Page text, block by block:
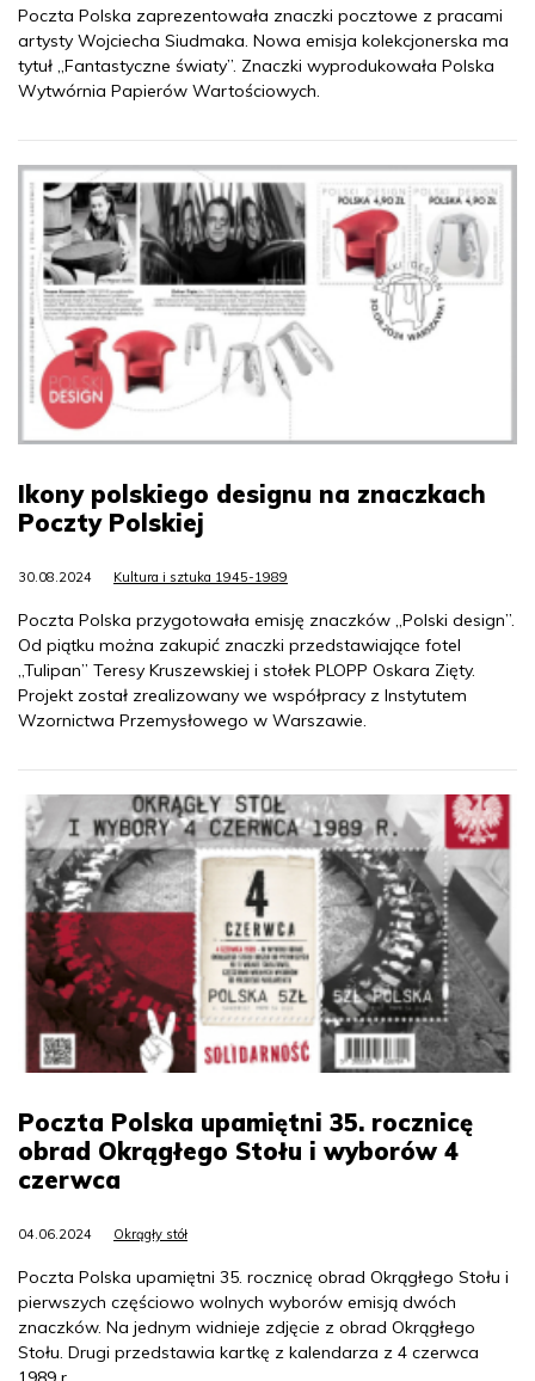
Poczta Polska zaprezentowała znaczki pocztowe z pracami
artysty Wojciecha Siudmaka. Nowa emisja kolekcjonerska ma
tytuł „Fantastyczne światy”. Znaczki wyprodukowała Polska
Wytwórnia Papierów Wartościowych.
Ikony polskiego designu na znaczkach
Poczty Polskiej
30.08.2024 Kultura i sztuka 1945-1989
Poczta Polska przygotowała emisję znaczków „Polski design”.
Od piątku można zakupić znaczki przedstawiające fotel
„Tulipan” Teresy Kruszewskiej i stołek PLOPP Oskara Zięty.
Projekt został zrealizowany we współpracy z Instytutem
Wzornictwa Przemysłowego w Warszawie.
Poczta Polska upamiętni 35. rocznicę
obrad Okrągłego Stołu i wyborów 4
czerwca
04.06.2024 Okrągły stół
Poczta Polska upamiętni 35. rocznicę obrad Okrągłego Stołu i
pierwszych częściowo wolnych wyborów emisją dwóch
znaczków. Na jednym widnieje zdjęcie z obrad Okrągłego
Stołu. Drugi przedstawia kartkę z kalendarza z 4 czerwca